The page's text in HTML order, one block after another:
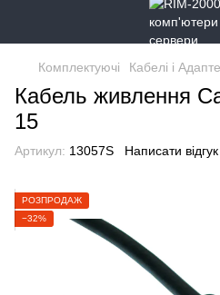
Комплектуючі Кабелі і
Кабель живлення
15
Артикул: 13057S Написати відгук
РОЗПРОДАЖ
−32%